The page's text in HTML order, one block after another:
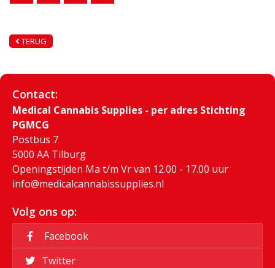
TERUG
Contact:
Medical Cannabis Supplies - per adres Stichting
PGMCG
Postbus 7
5000 AA Tilburg
Openingstijden Ma t/m Vr van 12.00 - 17.00 uur
info@medicalcannabissupplies.nl
Volg ons op:
Facebook
Twitter